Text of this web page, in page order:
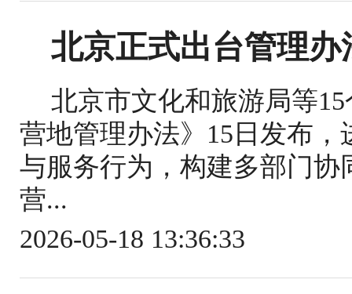
北京正式出台管理
北京市文化和旅游局等
营地管理办法》15日发布
与服务行为，构建多部门
营...
2026-05-18 13:36:33